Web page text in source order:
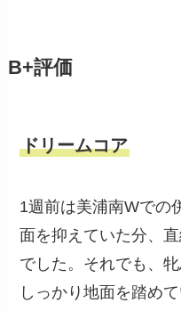
B+評価
ドリームコア
1週前は美浦南Wでの
面を抑えていた分、
でした。それでも、
しっかり地面を踏め